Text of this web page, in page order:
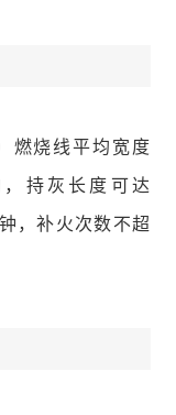
燃烧线平均宽度
持灰长度可达
，补火次数不超